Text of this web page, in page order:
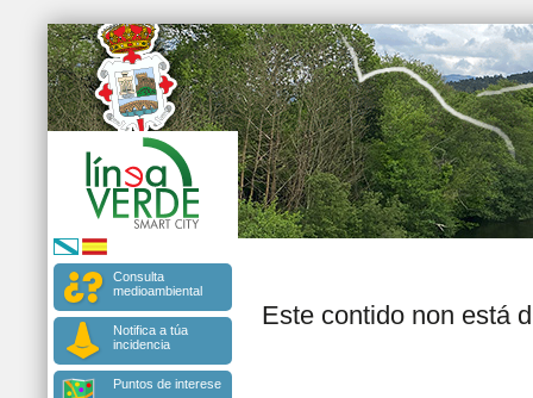
Consulta
medioambiental
Notifica a túa
incidencia
Puntos de interese
Este contido non está